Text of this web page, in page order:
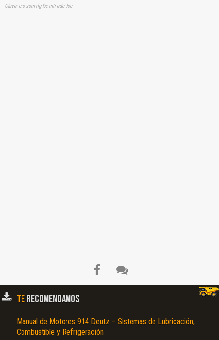
Clave: crs ssm rfg lbc mtr edc dsc
TERECOMENDAMOS
Manual de Motores 914 Deutz – Sistemas de Lubricación,
Combustible y Refrigeración